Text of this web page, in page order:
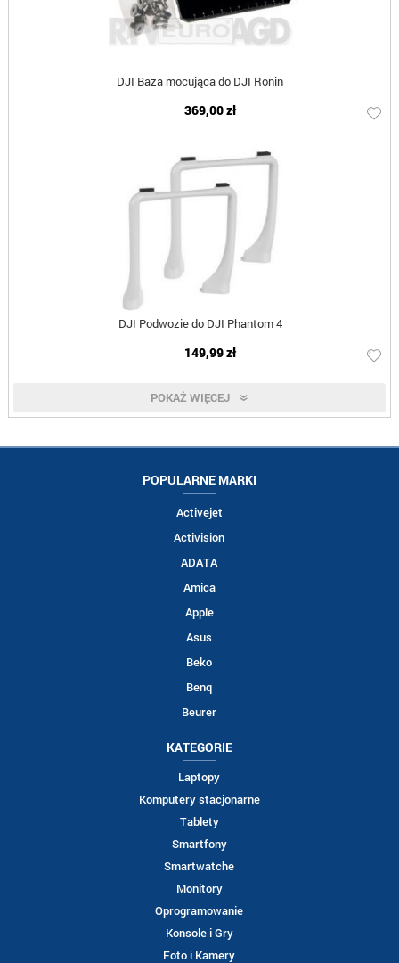
DJI Baza mocująca do DJI Ronin
369,00 zł
DJI Podwozie do DJI Phantom 4
149,99 zł
POKAŻ WIĘCEJ
POPULARNE MARKI
Activejet
Activision
ADATA
Amica
Apple
Asus
Beko
Benq
Beurer
KATEGORIE
Laptopy
Komputery stacjonarne
Tablety
Smartfony
Smartwatche
Monitory
Oprogramowanie
Konsole i Gry
Foto i Kamery